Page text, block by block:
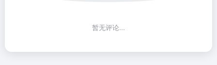
暂无评论...